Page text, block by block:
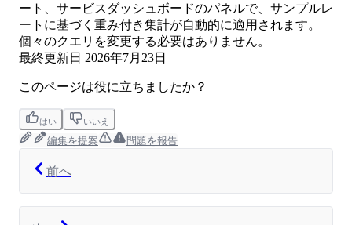
ート、サービスダッシュボードのパネルで、サンプルレ
ートに基づく重み付き集計が自動的に適用されます。
個々のクエリを変更する必要はありません。
最終更新日 2026年7月23日
このページは役に立ちましたか？
はい いいえ
編集を提案 問題を報告
前へ